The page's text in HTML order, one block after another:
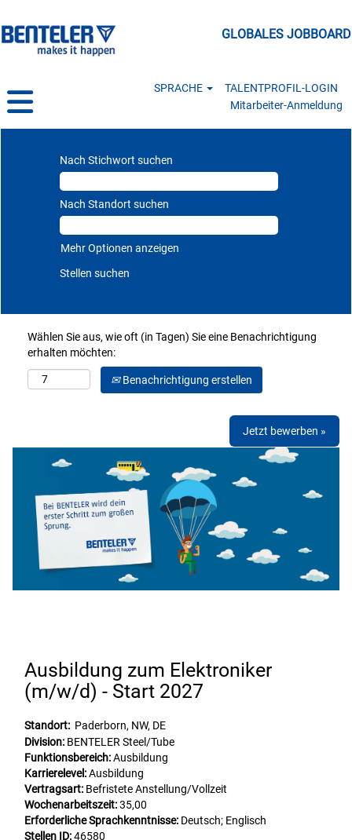
GLOBALES JOBBOARD
SPRACHE
TALENTPROFIL-LOGIN
Mitarbeiter-Anmeldung
Nach Stichwort suchen
Nach Standort suchen
Mehr Optionen anzeigen
Wählen Sie aus, wie oft (in Tagen) Sie eine Benachrichtigung
erhalten möchten:
Benachrichtigung erstellen
Jetzt bewerben »
Ausbildung zum Elektroniker
(m/w/d) - Start 2027
Standort: Paderborn, NW, DE
Division: BENTELER Steel/Tube
Funktionsbereich:Ausbildung
Karrierelevel:Ausbildung
Vertragsart: Befristete Anstellung/Vollzeit
Wochenarbeitszeit:35,00
Erforderliche Sprachkenntnisse: Deutsch; Englisch
Stellen ID:46580